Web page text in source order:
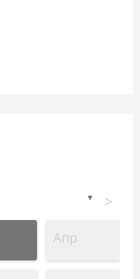
▼ >
Апр